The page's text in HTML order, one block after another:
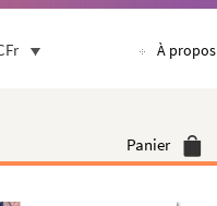
À propos
Panier